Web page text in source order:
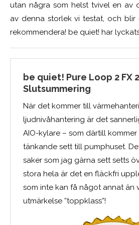
utan några som helst tvivel en av
av denna storlek vi testat, och
rekommendera! be quiet! har
be quiet! Pure Loop 2 FX
Slutsummering
När det kommer till
ljudnivåhantering är det
AIO-kylare – som därtill
tänkande sett till pumphuset.
saker som jag gärna sett setts
stora hela är det en fläckfri
som inte kan få något annat än
utmärkelse ”toppklass”!